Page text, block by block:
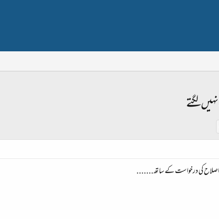
لگتے
اصلاح کی درخواست کے ساتھ.......